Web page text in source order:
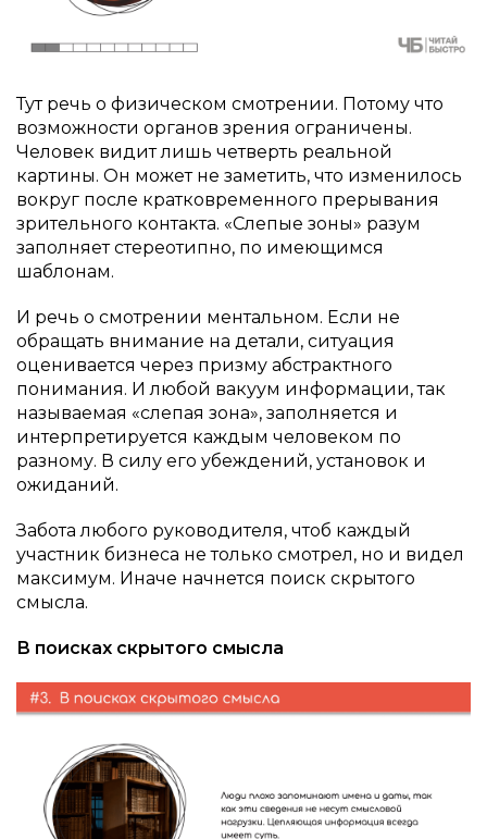
Тут речь о физическом смотрении. Потому что
возможности органов зрения ограничены.
Человек видит лишь четверть реальной
картины. Он может не заметить, что изменилось
вокруг после кратковременного прерывания
зрительного контакта. «Слепые зоны» разум
заполняет стереотипно, по имеющимся
шаблонам.
И речь о смотрении ментальном. Если не
обращать внимание на детали, ситуация
оценивается через призму абстрактного
понимания. И любой вакуум информации, так
называемая «слепая зона», заполняется и
интерпретируется каждым человеком по
разному. В силу его убеждений, установок и
ожиданий.
Забота любого руководителя, чтоб каждый
участник бизнеса не только смотрел, но и видел
максимум. Иначе начнется поиск скрытого
смысла.
В поисках скрытого смысла